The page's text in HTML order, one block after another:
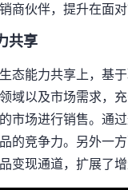
商伙伴，提升在面
共享
态能力共享上，基
域以及市场需求，
市场进行销售。通
的竞争力。另外一
变现通道，扩展了增